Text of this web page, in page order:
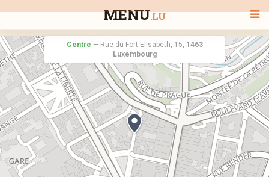
MENU.LU
BIENVENUE
TOUS LES RESTAURANTS
RECHERCHER UN RESTAURANT
Centre —Rue du Fort Elisabeth, 15, 1463
Luxembourg